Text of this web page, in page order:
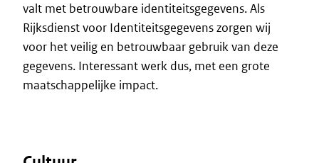
valt met betrouwbare identiteitsgegevens. Als
Rijksdienst voor Identiteitsgegevens zorgen wij
voor het veilig en betrouwbaar gebruik van deze
gegevens. Interessant werk dus, met een grote
maatschappelijke impact.